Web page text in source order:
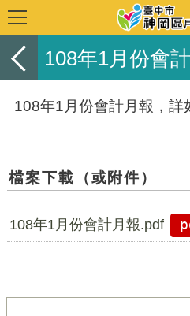
108年1月份會
108年1月份會計月報，詳
檔案下載（或附件）
108年1月份會計月報.pdf